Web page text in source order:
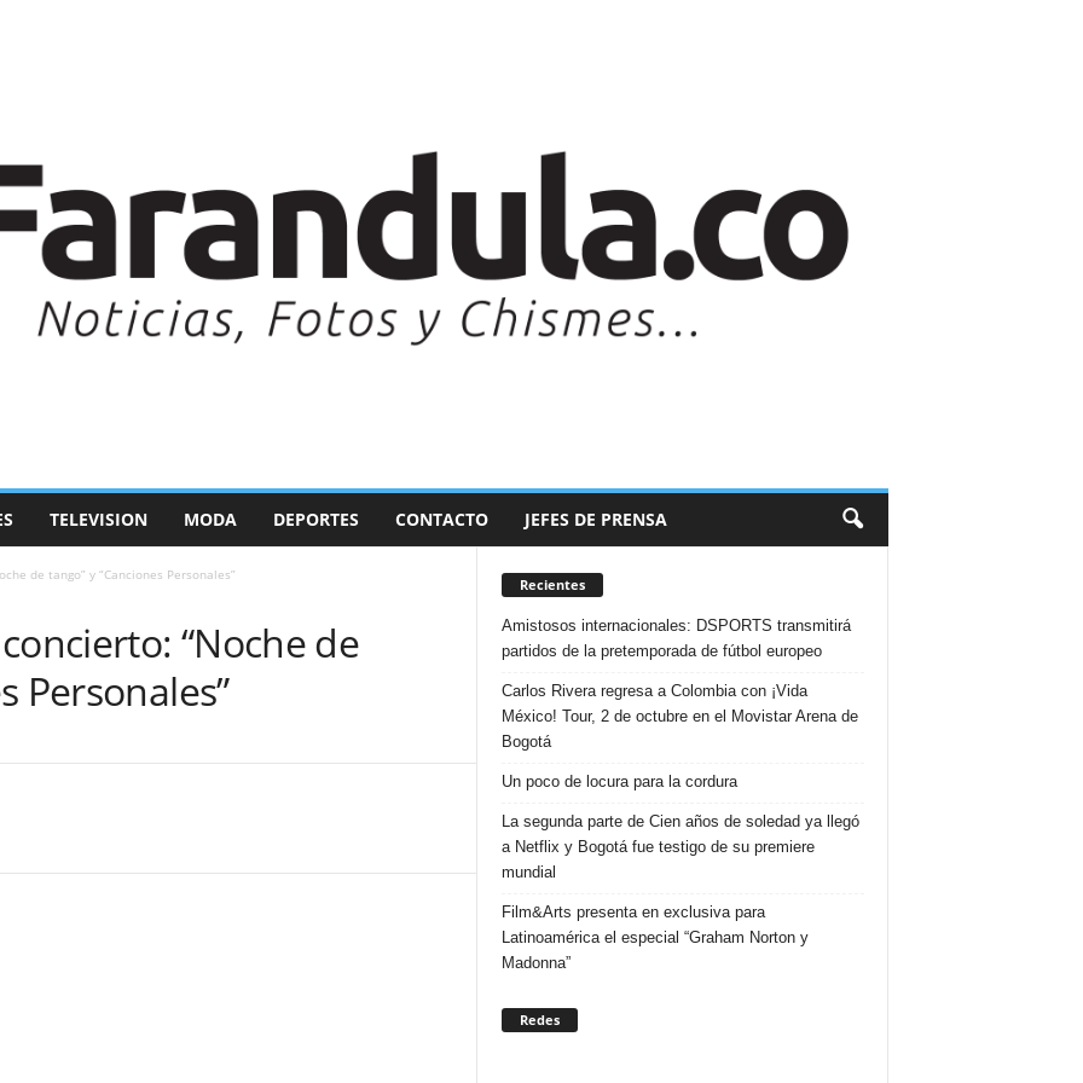
TELEVISION MODA DEPORTES CONTACTO JEFES DE PRENSA
de tango” y “Canciones Personales”
“Noche de
Personales”
Recientes
Amistosos internacionales: DSPORTS transmitirá
partidos de la pretemporada de fútbol europeo
Carlos Rivera regresa a Colombia con ¡Vida
México! Tour, 2 de octubre en el Movistar Arena de
Bogotá
Un poco de locura para la cordura
La segunda parte de Cien años de soledad ya llegó
a Netflix y Bogotá fue testigo de su premiere
mundial
Film&Arts presenta en exclusiva para
Latinoamérica el especial “Graham Norton y
Madonna”
Redes